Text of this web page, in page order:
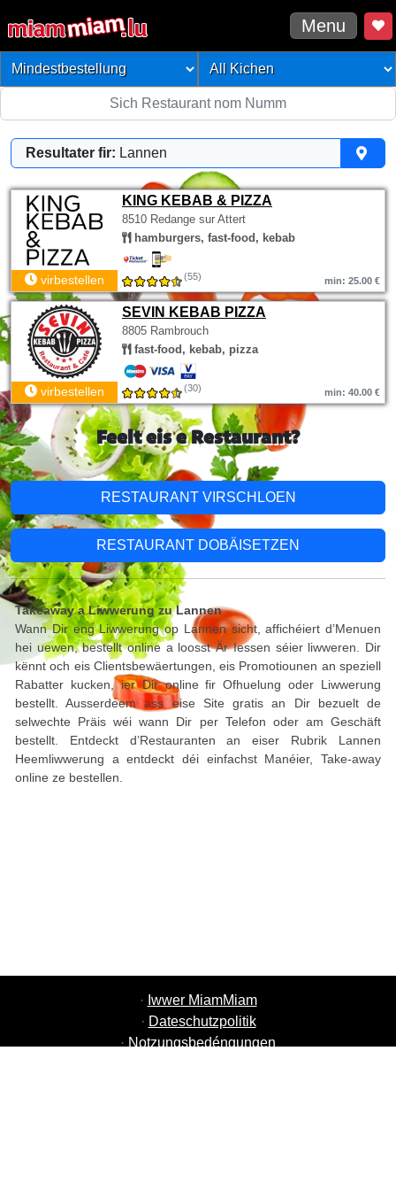
Menu
Resultater fir: Lannen
KING KEBAB & PIZZA
8510 Redange sur Attert
hamburgers, fast-food, kebab
virbestellen (55) min: 25.00 €
SEVIN KEBAB PIZZA
8805 Rambrouch
fast-food, kebab, pizza
virbestellen (30) min: 40.00 €
Feelt eis e Restaurant?
RESTAURANT VIRSCHLOEN
RESTAURANT DOBÄISETZEN
Takeaway a Liwwerung zu Lannen
Wann Dir eng Liwwerung op Lannen sicht, affichéiert d’Menuen
hei uewen, bestellt online a loosst Är Iessen séier liwweren. Dir
kënnt och eis Clientsbewäertungen, eis Promotiounen an speziell
Rabatter kucken, ier Dir online fir Ofhuelung oder Liwwerung
bestellt. Ausserdeem ass eise Site gratis an Dir bezuelt de
selwechte Präis wéi wann Dir per Telefon oder am Geschäft
bestellt. Entdeckt d’Restauranten an eiser Rubrik Lannen
Heemliwwerung a entdeckt déi einfachst Manéier, Take-away
online ze bestellen.
· Iwwer MiamMiam
· Dateschutzpolitik
· Notzungsbedéngungen